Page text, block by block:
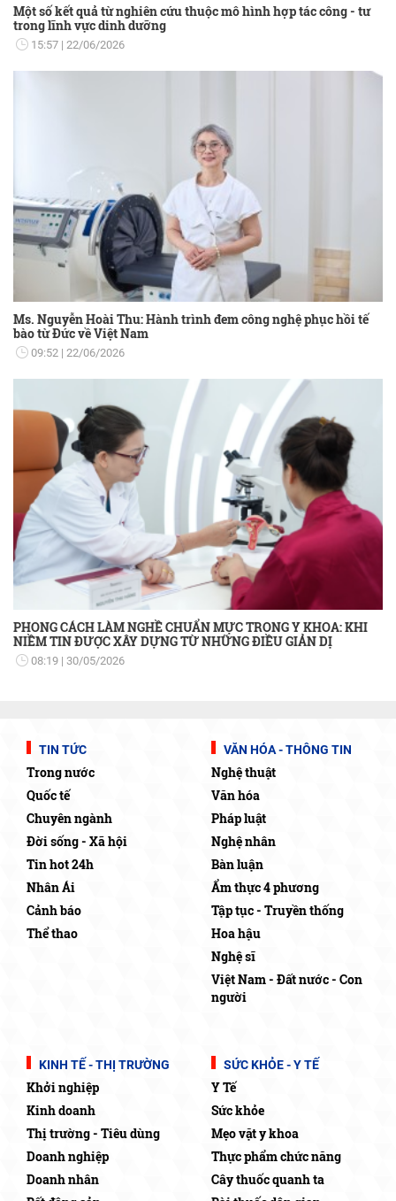
Một số kết quả từ nghiên cứu thuộc mô hình hợp tác công - tư
trong lĩnh vực dinh dưỡng
15:57 22/06/2026
Ms. Nguyễn Hoài Thu: Hành trình đem công nghệ phục hồi tế
bào từ Đức về Việt Nam
09:52 22/06/2026
PHONG CÁCH LÀM NGHỀ CHUẨN MỰC TRONG Y KHOA: KHI
NIỀM TIN ĐƯỢC XÂY DỰNG TỪ NHỮNG ĐIỀU GIẢN DỊ
08:19 30/05/2026
TIN TỨC
Trong nước
Quốc tế
Chuyên ngành
Đời sống - Xã hội
Tin hot 24h
Nhân Ái
Cảnh báo
Thể thao
VĂN HÓA - THÔNG TIN
Nghệ thuật
Văn hóa
Pháp luật
Nghệ nhân
Bàn luận
Ẩm thực 4 phương
Tập tục - Truyền thống
Hoa hậu
Nghệ sĩ
Việt Nam - Đất nước - Con
người
KINH TẾ - THỊ TRƯỜNG
Khởi nghiệp
Kinh doanh
Thị trường - Tiêu dùng
Doanh nghiệp
Doanh nhân
SỨC KHỎE - Y TẾ
Y Tế
Sức khỏe
Mẹo vặt y khoa
Thực phẩm chức năng
Cây thuốc quanh ta